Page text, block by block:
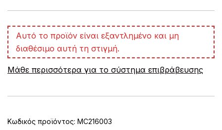
Αυτό το προϊόν είναι εξαντλημένο και μη
διαθέσιμο αυτή τη στιγμή.
Μάθε περισσότερα για το σύστημα επιβράβευσης
Κωδικός προϊόντος: MC216003